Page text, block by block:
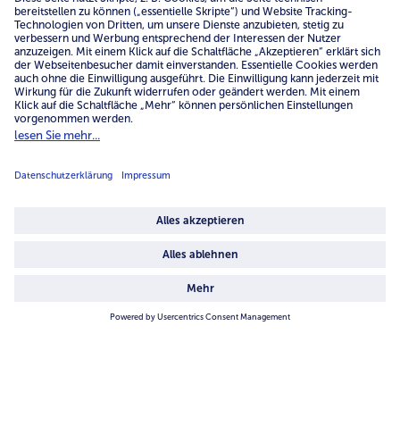
Mo.-Fr.: 7-21 Uhr Sa: 8-16 Uhr
Service
Unternehmen